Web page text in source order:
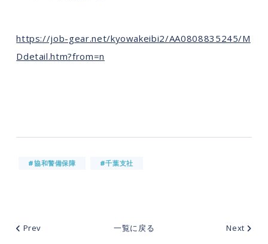
https://job-gear.net/kyowakeibi2/AA0808835245/M
Ddetail.htm?from=n
#協和警備保障 #千葉支社
Prev 一覧に戻る Next